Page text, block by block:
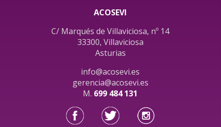
ACOSEVI
C/ Marqués de Villaviciosa, nº 14
33300, Villaviciosa
Asturias
info@acosevi.es
gerencia@acosevi.es
M. 699 484 131